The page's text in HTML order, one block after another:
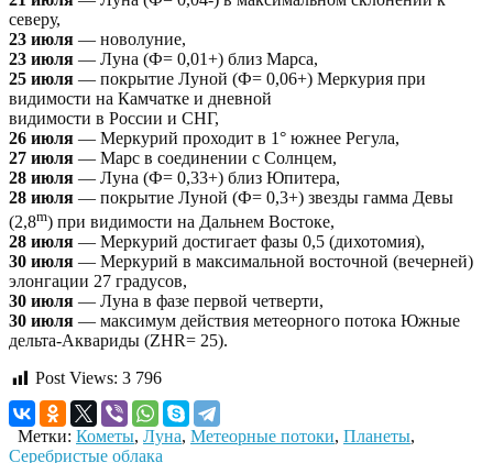
северу,
23 июля — новолуние,
23 июля — Луна (Ф= 0,01+) близ Марса,
25 июля — покрытие Луной (Ф= 0,06+) Меркурия при
видимости на Камчатке и дневной
видимости в России и СНГ,
26 июля — Меркурий проходит в 1° южнее Регула,
27 июля — Марс в соединении с Солнцем,
28 июля — Луна (Ф= 0,33+) близ Юпитера,
28 июля — покрытие Луной (Ф= 0,3+) звезды гамма Девы
(2,8m) при видимости на Дальнем Востоке,
28 июля — Меркурий достигает фазы 0,5 (дихотомия),
30 июля — Меркурий в максимальной восточной (вечерней)
элонгации 27 градусов,
30 июля — Луна в фазе первой четверти,
30 июля — максимум действия метеорного потока Южные
дельта-Аквариды (ZHR= 25).
Post Views: 3 796
Метки: Кометы, Луна, Метеорные потоки, Планеты,
Серебристые облака